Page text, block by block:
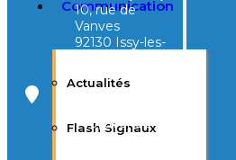
Communication
Actualités
Flash Signaux
10, rue de
Vanves
92130 Issy-les-
40, avenue
d’Eysines